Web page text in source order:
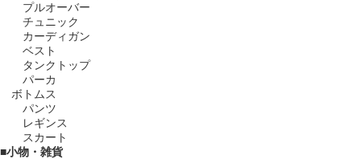
プルオーバー
チュニック
カーディガン
ベスト
タンクトップ
パーカ
ボトムス
パンツ
レギンス
スカート
小物・雑貨